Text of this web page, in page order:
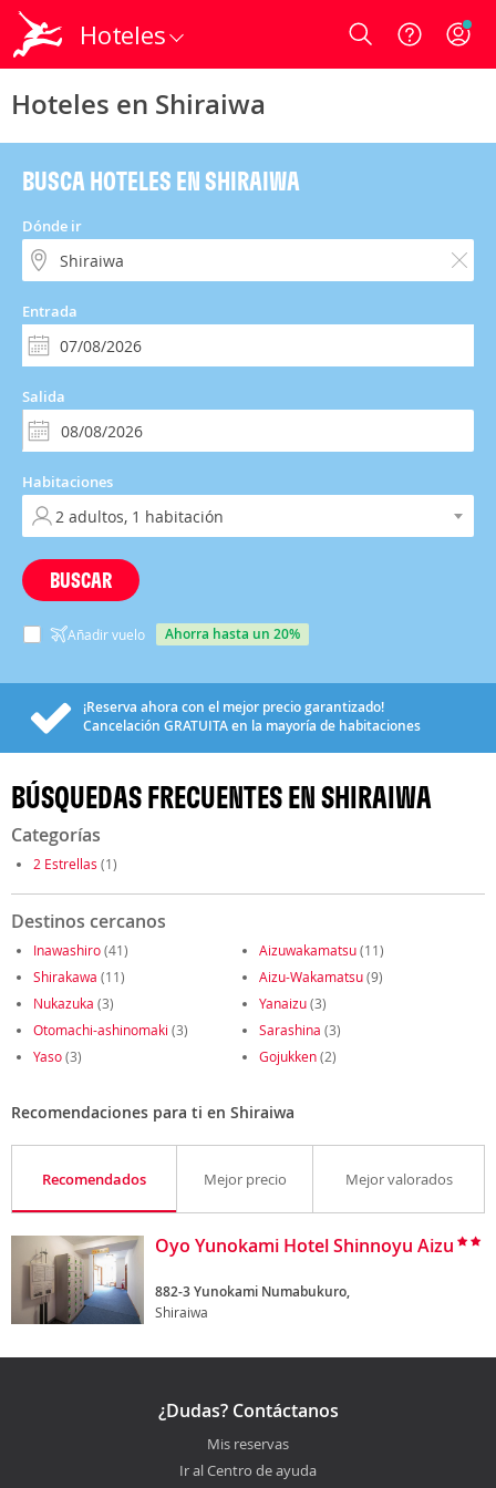
Hoteles Login
Hoteles en Shiraiwa
BUSCA HOTELES EN SHIRAIWA
Dónde ir
Entrada
Salida
Habitaciones
BUSCAR
Añadir vuelo ahorra hasta un 20%
¡Reserva ahora con el mejor precio garantizado!
Cancelación GRATUITAen la mayoría de habitaciones
BÚSQUEDAS FRECUENTES EN SHIRAIWA
Categorías
2 Estrellas (1)
Destinos cercanos
Inawashiro(41) Aizuwakamatsu(11)
Shirakawa (11) Aizu-Wakamatsu(9)
Nukazuka (3) Yanaizu(3)
Otomachi-ashinomaki (3) Sarashina (3)
Yaso(3) Gojukken(2)
Recomendaciones para ti en Shiraiwa
Recomendados Mejor precio Mejor valorados
Oyo Yunokami Hotel Shinnoyu Aizu
882-3 Yunokami Numabukuro,
Shiraiwa
¿Dudas? Contáctanos
Mis reservas
Ir al Centro de ayuda